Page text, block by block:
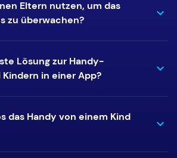
Eltern nutzen, um das
zu überwachen?
Lösung zur Handy-
in einer App?
das Handy von einem Kind